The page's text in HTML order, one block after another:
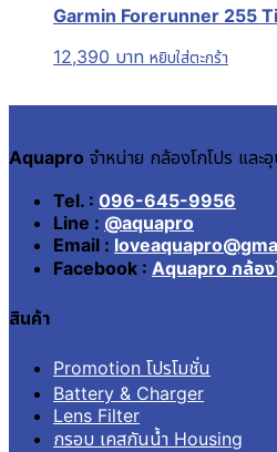
Garmin Forerunner 255
12,390 บาท หยิบใส่ตะกร้า
Aquapro จำหน่าย กล้องโกโปร แล
Tel. : 096-645-9956
Line : @aquapro
Email :
Facebook : Aquapro กล้อง
สินค้า
Promotion โปรโมชั่น
Battery & Charger
Lens Filter
กรอบ เคสกันน้ำ Housing